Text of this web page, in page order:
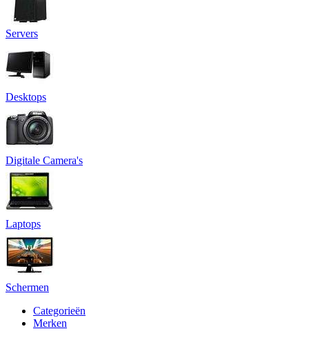
Servers
Desktops
Digitale Camera's
Laptops
Schermen
Categorieën
Merken